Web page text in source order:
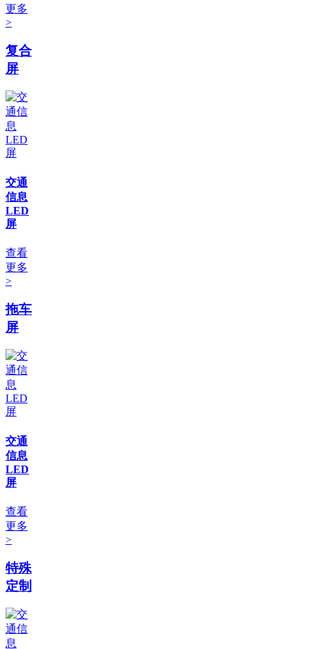
更多
>
复合
屏
交通
信息
LED
屏
查看
更多
>
拖车
屏
交通
信息
LED
屏
查看
更多
>
特殊
定制